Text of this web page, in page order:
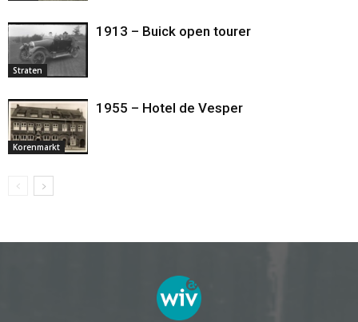
Straten
1913 – Buick open tourer
Korenmarkt
1955 – Hotel de Vesper